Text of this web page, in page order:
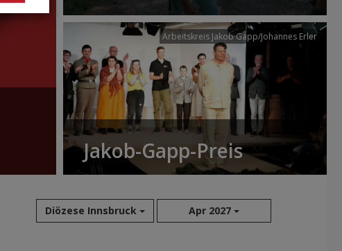
Arbeitskreis Jakob Gapp/Johannes Erler
Jakob-Gapp-Preis
Diözese Innsbruck Apr 2027